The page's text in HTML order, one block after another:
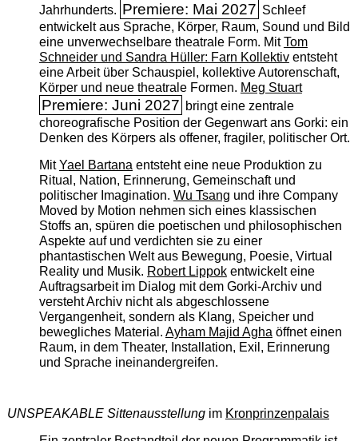
Jahrhunderts. Premiere: Mai 2027 Schleef
entwickelt aus Sprache, Körper, Raum, Sound und Bild
eine unverwechselbare theatrale Form. MitTom
Schneider und Sandra Hüller: Farn Kollektiventsteht
eine Arbeit über Schauspiel, kollektive Autorenschaft,
Körper und neue theatrale Formen. Meg Stuart
Premiere: Juni 2027 bringt eine zentrale
choreografische Position der Gegenwart ans Gorki: ein
Denken des Körpers als offener, fragiler, politischer Ort.
MitYael Bartanaentsteht eine neue Produktion zu
Ritual, Nation, Erinnerung, Gemeinschaft und
politischer Imagination. Wu Tsang und ihre Company
Moved by Motion nehmen sich eines klassischen
Stoffs an, spüren die poetischen und philosophischen
Aspekte auf und verdichten sie zu einer
phantastischen Welt aus Bewegung, Poesie, Virtual
Reality und Musik. Robert Lippokentwickelt eine
Auftragsarbeit im Dialog mit dem Gorki-Archiv und
versteht Archiv nicht als abgeschlossene
Vergangenheit, sondern als Klang, Speicher und
bewegliches Material. Ayham Majid Aghaöffnet einen
Raum, in dem Theater, Installation, Exil, Erinnerung
und Sprache ineinandergreifen.
UNSPEAKABLE Sittenausstellungim Kronprinzenpalais